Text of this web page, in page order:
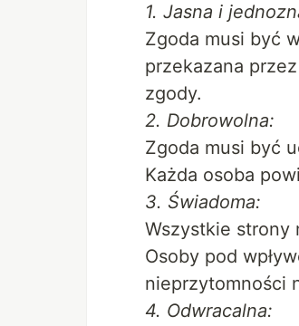
1. Jasna i
Zgoda musi być
przekazana
zgody.
2. Dobrowolna:
Zgoda musi być
Każda osoba
3. Świadoma:
Wszystkie strony
Osoby pod
nieprzytomności
4. Odwracalna: